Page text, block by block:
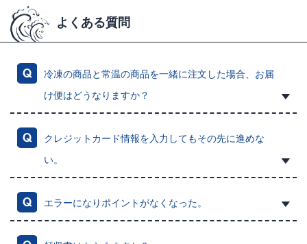
よくある質問
冷凍の商品と常温の商品を一緒に注文した場合、お届
け便はどうなりますか？
クレジットカード情報を入力してもその先に進めな
い。
エラーになりポイントがなくなった。